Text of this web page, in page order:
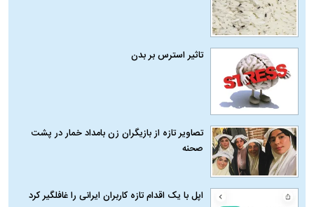
تاثیر استرس بر بدن
تصاویر تازه از بازیگران زن بامداد خمار در پشت
صحنه
اپل با یک اقدام تازه کاربران ایرانی را غافلگیر کرد